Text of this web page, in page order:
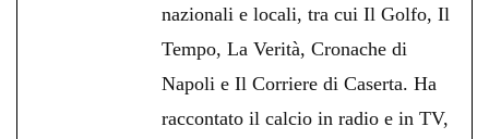
nazionali e locali, tra cui Il Golfo, Il
Tempo, La Verità, Cronache di
Napoli e Il Corriere di Caserta. Ha
raccontato il calcio in radio e in TV,